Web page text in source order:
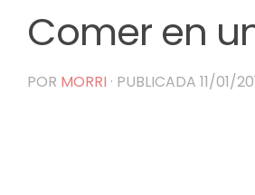
Comer en
POR MORRI · PUBLICADA 11/01/